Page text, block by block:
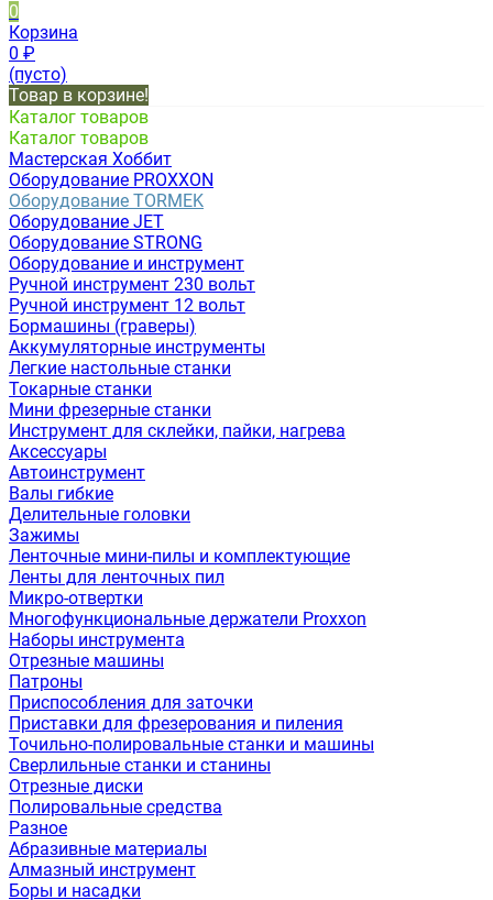
0
Корзина
0 ₽
(пусто)
Товар в корзине!
Каталог товаров
Каталог товаров
Мастерская Хоббит
Оборудование PROXXON
Оборудование TORMEK
Оборудование JET
Оборудование STRONG
Оборудование и инструмент
Ручной инструмент 230 вольт
Ручной инструмент 12 вольт
Бормашины (граверы)
Аккумуляторные инструменты
Легкие настольные станки
Токарные станки
Мини фрезерные станки
Инструмент для склейки, пайки, нагрева
Аксессуары
Автоинструмент
Валы гибкие
Делительные головки
Зажимы
Ленточные мини-пилы и комплектующие
Ленты для ленточных пил
Микро-отвертки
Многофункциональные держатели Proxxon
Наборы инструмента
Отрезные машины
Патроны
Приспособления для заточки
Приставки для фрезерования и пиления
Точильно-полировальные станки и машины
Сверлильные станки и станины
Отрезные диски
Полировальные средства
Разное
Абразивные материалы
Алмазный инструмент
Боры и насадки